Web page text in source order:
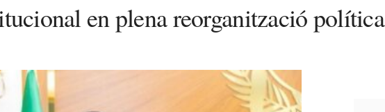
en plena reorganització política